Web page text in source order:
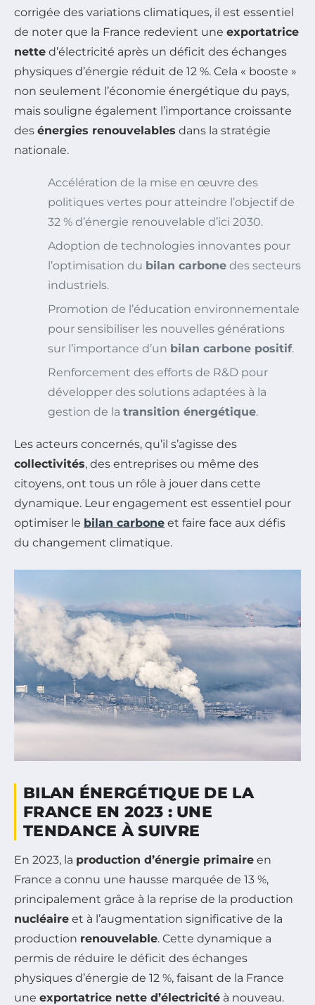
corrigée des variations climatiques, il est essentiel
de noter que la France redevient une exportatrice
nette d’électricité après un déficit des échanges
physiques d’énergie réduit de 12 %. Cela « booste »
non seulement l’économie énergétique du pays,
mais souligne également l’importance croissante
des énergies renouvelables dans la stratégie
nationale.
Accélération de la mise en œuvre des
politiques vertes pour atteindre l’objectif de
32 % d’énergie renouvelable d’ici 2030.
Adoption de technologies innovantes pour
l’optimisation du bilan carbone des secteurs
industriels.
Promotion de l’éducation environnementale
pour sensibiliser les nouvelles générations
sur l’importance d’un bilan carbone positif.
Renforcement des efforts de R&D pour
développer des solutions adaptées à la
gestion de la transition énergétique.
Les acteurs concernés, qu’il s’agisse des
collectivités, des entreprises ou même des
citoyens, ont tous un rôle à jouer dans cette
dynamique. Leur engagement est essentiel pour
optimiser le bilan carbone et faire face aux défis
du changement climatique.
BILAN ÉNERGÉTIQUE DE LA
FRANCE EN 2023 : UNE
TENDANCE À SUIVRE
En 2023, la production d’énergie primaire en
France a connu une hausse marquée de 13 %,
principalement grâce à la reprise de la production
nucléaire et à l’augmentation significative de la
production renouvelable. Cette dynamique a
permis de réduire le déficit des échanges
physiques d’énergie de 12 %, faisant de la France
une exportatrice nette d’électricité à nouveau.